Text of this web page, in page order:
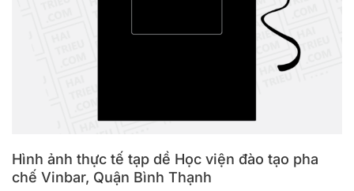
Hình ảnh thực tế tạp dề Học viện đào tạo pha
chế Vinbar, Quận Bình Thạnh